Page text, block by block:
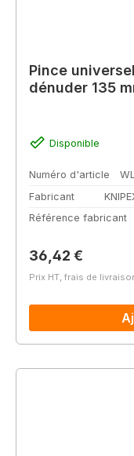
Pince
dénuder 135
Disponible
Numéro d'article
Fabricant
Référence fabricant
Prix régulier :
36,42 €
Prix HT, frais de